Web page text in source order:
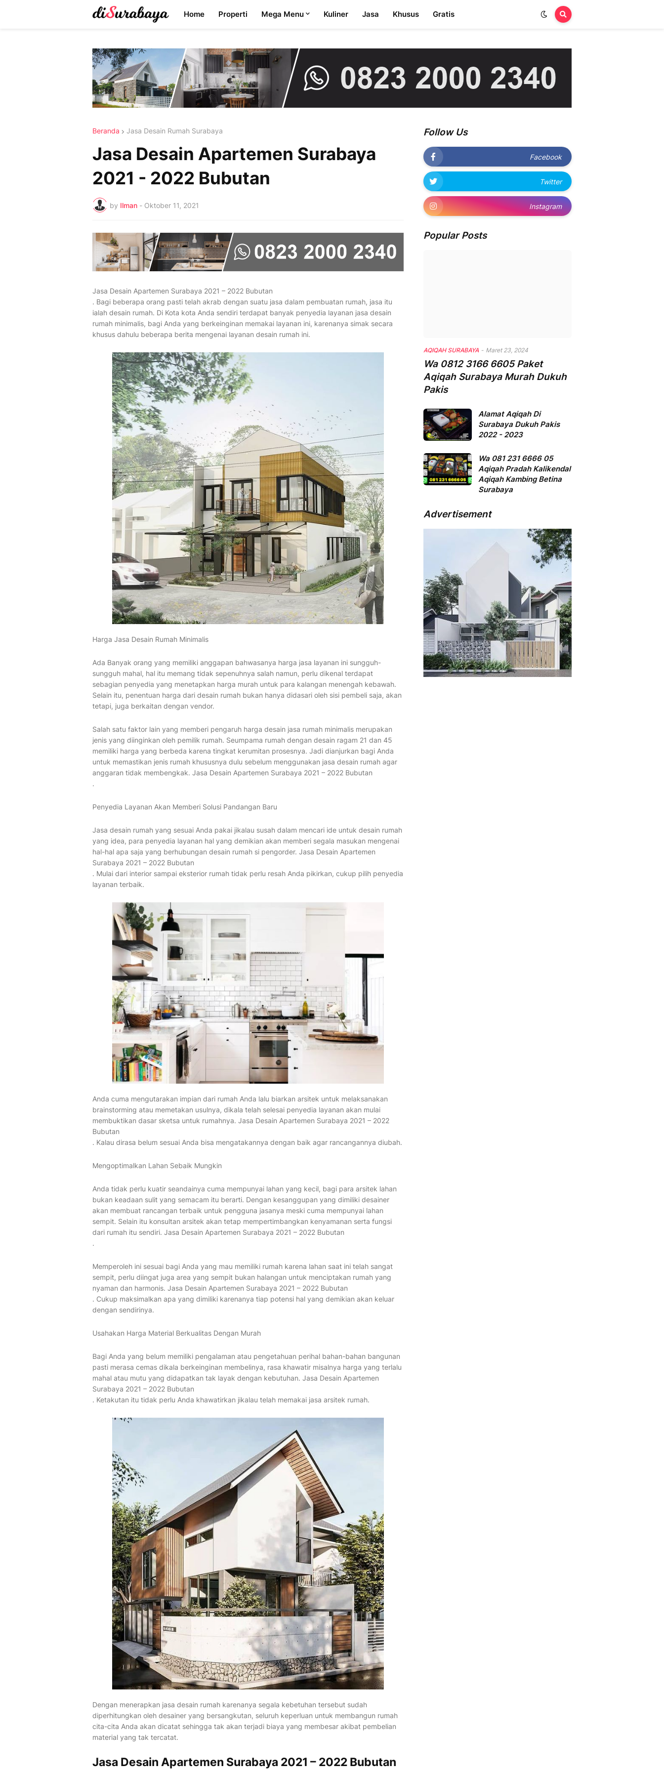
Home Properti Mega Menu Kuliner Jasa Khusus Gratis
Beranda Jasa Desain Rumah Surabaya
Jasa Desain Apartemen Surabaya
2021 - 2022 Bubutan
by Ilman - Oktober 11, 2021
Jasa Desain Apartemen Surabaya 2021 – 2022 Bubutan
. Bagi beberapa orang pasti telah akrab dengan suatu jasa dalam pembuatan rumah, jasa itu
ialah desain rumah. Di Kota kota Anda sendiri terdapat banyak penyedia layanan jasa desain
rumah minimalis, bagi Anda yang berkeinginan memakai layanan ini, karenanya simak secara
khusus dahulu beberapa berita mengenai layanan desain rumah ini.
Harga Jasa Desain Rumah Minimalis
Ada Banyak orang yang memiliki anggapan bahwasanya harga jasa layanan ini sungguh-
sungguh mahal, hal itu memang tidak sepenuhnya salah namun, perlu dikenal terdapat
sebagian penyedia yang menetapkan harga murah untuk para kalangan menengah kebawah.
Selain itu, penentuan harga dari desain rumah bukan hanya didasari oleh sisi pembeli saja, akan
tetapi, juga berkaitan dengan vendor.
Salah satu faktor lain yang memberi pengaruh harga desain jasa rumah minimalis merupakan
jenis yang diinginkan oleh pemilik rumah. Seumpama rumah dengan desain ragam 21 dan 45
memiliki harga yang berbeda karena tingkat kerumitan prosesnya. Jadi dianjurkan bagi Anda
untuk memastikan jenis rumah khususnya dulu sebelum menggunakan jasa desain rumah agar
anggaran tidak membengkak. Jasa Desain Apartemen Surabaya 2021 – 2022 Bubutan
.
Penyedia Layanan Akan Memberi Solusi Pandangan Baru
Jasa desain rumah yang sesuai Anda pakai jikalau susah dalam mencari ide untuk desain rumah
yang idea, para penyedia layanan hal yang demikian akan memberi segala masukan mengenai
hal-hal apa saja yang berhubungan desain rumah si pengorder. Jasa Desain Apartemen
Surabaya 2021 – 2022 Bubutan
. Mulai dari interior sampai eksterior rumah tidak perlu resah Anda pikirkan, cukup pilih penyedia
layanan terbaik.
Anda cuma mengutarakan impian dari rumah Anda lalu biarkan arsitek untuk melaksanakan
brainstorming atau memetakan usulnya, dikala telah selesai penyedia layanan akan mulai
membuktikan dasar sketsa untuk rumahnya. Jasa Desain Apartemen Surabaya 2021 – 2022
Bubutan
. Kalau dirasa belum sesuai Anda bisa mengatakannya dengan baik agar rancangannya diubah.
Mengoptimalkan Lahan Sebaik Mungkin
Anda tidak perlu kuatir seandainya cuma mempunyai lahan yang kecil, bagi para arsitek lahan
bukan keadaan sulit yang semacam itu berarti. Dengan kesanggupan yang dimiliki desainer
akan membuat rancangan terbaik untuk pengguna jasanya meski cuma mempunyai lahan
sempit. Selain itu konsultan arsitek akan tetap mempertimbangkan kenyamanan serta fungsi
dari rumah itu sendiri. Jasa Desain Apartemen Surabaya 2021 – 2022 Bubutan
.
Memperoleh ini sesuai bagi Anda yang mau memiliki rumah karena lahan saat ini telah sangat
sempit, perlu diingat juga area yang sempit bukan halangan untuk menciptakan rumah yang
nyaman dan harmonis. Jasa Desain Apartemen Surabaya 2021 – 2022 Bubutan
. Cukup maksimalkan apa yang dimiliki karenanya tiap potensi hal yang demikian akan keluar
dengan sendirinya.
Usahakan Harga Material Berkualitas Dengan Murah
Bagi Anda yang belum memiliki pengalaman atau pengetahuan perihal bahan-bahan bangunan
pasti merasa cemas dikala berkeinginan membelinya, rasa khawatir misalnya harga yang terlalu
mahal atau mutu yang didapatkan tak layak dengan kebutuhan. Jasa Desain Apartemen
Surabaya 2021 – 2022 Bubutan
. Ketakutan itu tidak perlu Anda khawatirkan jikalau telah memakai jasa arsitek rumah.
Dengan menerapkan jasa desain rumah karenanya segala kebetuhan tersebut sudah
diperhitungkan oleh desainer yang bersangkutan, seluruh keperluan untuk membangun rumah
cita-cita Anda akan dicatat sehingga tak akan terjadi biaya yang membesar akibat pembelian
material yang tak tercatat.
Jasa Desain Apartemen Surabaya 2021 – 2022 Bubutan
Follow Us
Facebook
Twitter
Instagram
Popular Posts
AQIQAH SURABAYA - Maret 23, 2024
Wa 0812 3166 6605 Paket
Aqiqah Surabaya Murah Dukuh
Pakis
Alamat Aqiqah Di
Surabaya Dukuh Pakis
2022 - 2023
Wa 081 231 6666 05
Aqiqah Pradah Kalikendal
Aqiqah Kambing Betina
Surabaya
Advertisement